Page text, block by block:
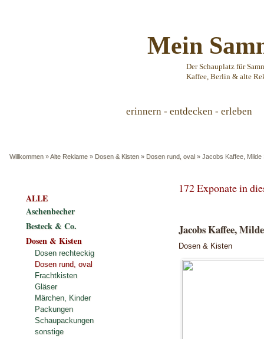
Mein
Der Schauplatz für
Kaffee, Berlin & alte
erinnern - entdecken - erleben
Willkommen »Alte Reklame » Dosen & Kisten » Dosen rund, oval » Jacobs Kaffee, Milde
172 Exponate in
Jacobs Kaffee,
Dosen & Kisten
ALLE
Aschenbecher
Besteck & Co.
Dosen & Kisten
Dosen rechteckig
Dosen rund, oval
Frachtkisten
Gläser
Märchen, Kinder
Packungen
Schaupackungen
sonstige